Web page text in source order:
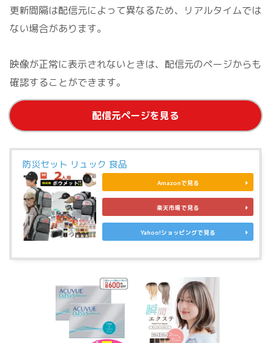
更新間隔は配信元によって異なるため、リアルタイムでは
ない場合があります。
映像が正常に表示されないときは、配信元のページからも
確認することができます。
配信元ページを見る
防災セット リュック 食品
Amazonで見る
楽天市場で見る
Yahoo!ショッピングで見る